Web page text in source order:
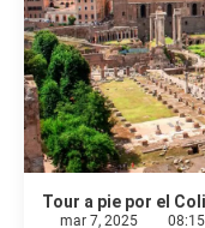
Tour a pie por el
mar 7, 2025 08:15